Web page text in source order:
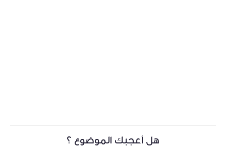
هل أعجبك الموضوع ؟